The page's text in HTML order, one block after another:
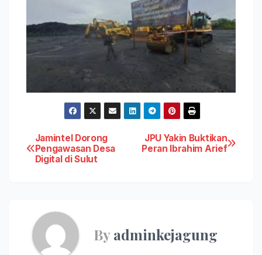
Post
navigation
JPU Yakin Buktikan
Peran Ibrahim Arief
Jamintel Dorong
Pengawasan Desa
Digital di Sulut
Byadminkejagung